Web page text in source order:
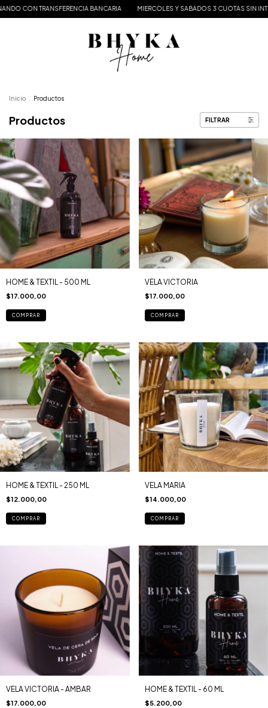
BANCARIA MIERCOLES Y SABADOS 3 CUOTAS SIN INTERES - ENVIOS A
Inicio Productos
Productos FILTRAR
HOME & TEXTIL - 500 ML
$17.000,00
COMPRAR
VELA VICTORIA
$17.000,00
COMPRAR
HOME & TEXTIL - 250 ML
$12.000,00
COMPRAR
VELA MARIA
$14.000,00
COMPRAR
VELA VICTORIA - AMBAR
$17.000,00
HOME & TEXTIL - 60 ML
$5.200,00